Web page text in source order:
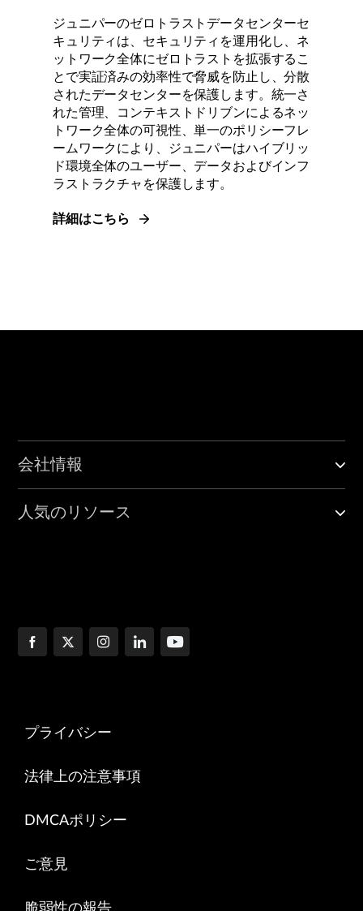
ジュニパーのゼロトラストデータセンターセ
キュリティは、セキュリティを運用化し、ネ
ットワーク全体にゼロトラストを拡張するこ
とで実証済みの効率性で脅威を防止し、分散
されたデータセンターを保護します。統一さ
れた管理、コンテキストドリブンによるネッ
トワーク全体の可視性、単一のポリシーフレ
ームワークにより、ジュニパーはハイブリッ
ド環境全体のユーザー、データおよびインフ
ラストラクチャを保護します。
詳細はこちら
会社情報
人気のリソース
プライバシー
法律上の注意事項
DMCAポリシー
ご意見